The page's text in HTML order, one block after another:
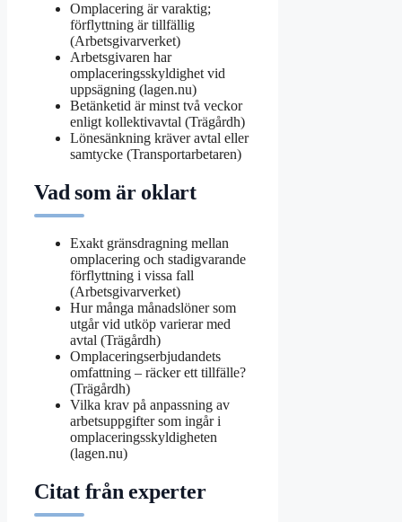
Omplacering är varaktig;
förflyttning är tillfällig
(Arbetsgivarverket)
Arbetsgivaren har
omplaceringsskyldighet vid
uppsägning (lagen.nu)
Betänketid är minst två veckor
enligt kollektivavtal (Trägårdh)
Lönesänkning kräver avtal eller
samtycke (Transportarbetaren)
Vad som är oklart
Exakt gränsdragning mellan
omplacering och stadigvarande
förflyttning i vissa fall
(Arbetsgivarverket)
Hur många månadslöner som
utgår vid utköp varierar med
avtal (Trägårdh)
Omplaceringserbjudandets
omfattning – räcker ett tillfälle?
(Trägårdh)
Vilka krav på anpassning av
arbetsuppgifter som ingår i
omplaceringsskyldigheten
(lagen.nu)
Citat från experter